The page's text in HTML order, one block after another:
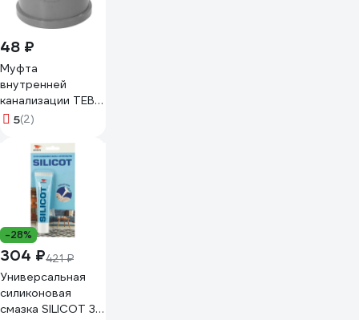
48 ₽
Муфта
внутренней
канализации TEBO
ПП 32, ремонтная
5(2)
-28%
304 ₽421 ₽
Универсальная
силиконовая
смазка SILICOT 30